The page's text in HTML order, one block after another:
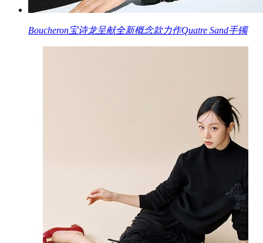
Boucheron宝诗龙呈献全新概念款力作Quatre Sand手镯